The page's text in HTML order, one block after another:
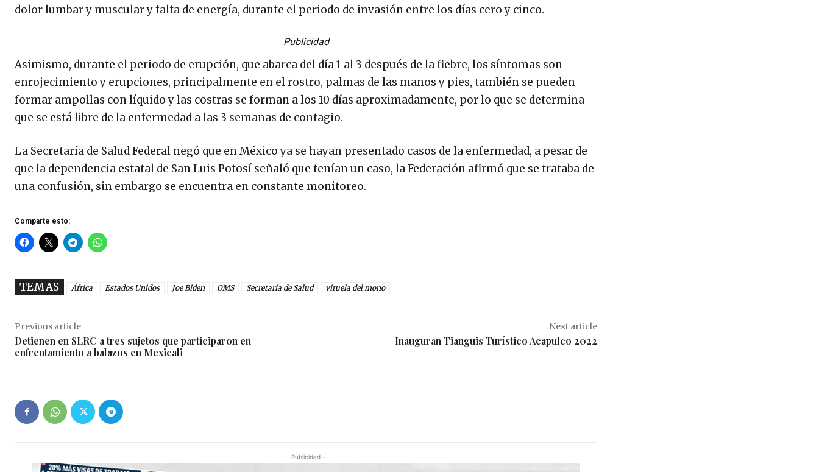
dolor lumbar y muscular y falta de energía, durante el periodo de invasión entre los días cero y cinco.
Publicidad
Asimismo, durante el periodo de erupción, que abarca del día 1 al 3 después de la fiebre, los síntomas son
enrojecimiento y erupciones, principalmente en el rostro, palmas de las manos y pies, también se pueden
formar ampollas con líquido y las costras se forman a los 10 días aproximadamente, por lo que se determina
que se está libre de la enfermedad a las 3 semanas de contagio.
La Secretaría de Salud Federal negó que en México ya se hayan presentado casos de la enfermedad, a pesar de
que la dependencia estatal de San Luis Potosí señaló que tenían un caso, la Federación afirmó que se trataba de
una confusión, sin embargo se encuentra en constante monitoreo.
Comparte esto:
TEMAS África Estados Unidos Joe Biden OMS Secretaría de Salud viruela del mono
Previous article
Detienen en SLRC a tres sujetos que participaron en
enfrentamiento a balazos en Mexicali
Next article
Inauguran Tianguis Turístico Acapulco 2022
- Publicidad -